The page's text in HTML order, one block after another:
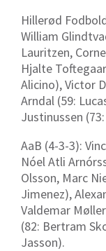
Hillerød
William
Lauritzen,
Hjalte
Alicino), Victor
Arndal (59:
Justinussen
AaB (4-3-3):
Nóel Atli
Olsson, Marc
Jimenez),
Valdemar
(82: Bertram
Jasson).